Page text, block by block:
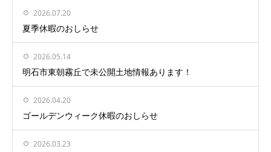
2026.07.20
夏季休暇のおしらせ
2026.05.14
明石市東朝霧丘で未公開土地情報あります！
2026.04.20
ゴールデンウィーク休暇のおしらせ
2026.03.23